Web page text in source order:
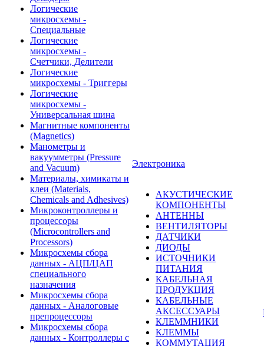
Логические
микросхемы -
Специальные
Логические
микросхемы -
Счетчики, Делители
Логические
микросхемы - Триггеры
Логические
микросхемы -
Универсальная шина
Магнитные компоненты
(Magnetics)
Манометры и
вакуумметры (Pressure
and Vacuum)
Материалы, химикаты и
клеи (Materials,
Chemicals and Adhesives)
Микроконтроллеры и
процессоры
(Microcontrollers and
Processors)
Микросхемы сбора
данных - АЦП/ЦАП
специального
назначения
Микросхемы сбора
данных - Аналоговые
препроцессоры
Микросхемы сбора
данных - Контроллеры с
Электроника
АКУСТИЧЕСКИЕ
КОМПОНЕНТЫ
АНТЕННЫ
ВЕНТИЛЯТОРЫ
ДАТЧИКИ
ДИОДЫ
ИСТОЧНИКИ
ПИТАНИЯ
КАБЕЛЬНАЯ
ПРОДУКЦИЯ
КАБЕЛЬНЫЕ
АКСЕССУАРЫ
КЛЕММНИКИ
КЛЕММЫ
КОММУТАЦИЯ